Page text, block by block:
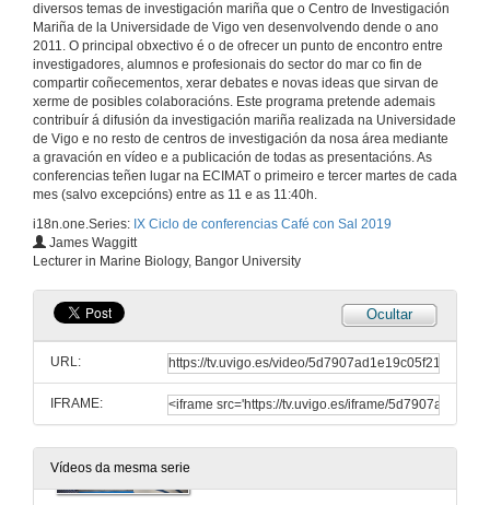
diversos temas de investigación mariña que o Centro de Investigación
Mariña de la Universidade de Vigo ven desenvolvendo dende o ano
2011. O principal obxectivo é o de ofrecer un punto de encontro entre
investigadores, alumnos e profesionais do sector do mar co fin de
compartir coñecementos, xerar debates e novas ideas que sirvan de
xerme de posibles colaboracións. Este programa pretende ademais
contribuír á difusión da investigación mariña realizada na Universidade
de Vigo e no resto de centros de investigación da nosa área mediante
a gravación en vídeo e a publicación de todas as presentacións. As
conferencias teñen lugar na ECIMAT o primeiro e tercer martes de cada
mes (salvo excepcións) entre as 11 e as 11:40h.
i18n.one.Series: IX Ciclo de conferencias Café con Sal 2019
James Waggitt
Lecturer in Marine Biology, Bangor University
Ocultar
URL:
IFRAME:
Vídeos da mesma serie
Assessing the dynamics of the microbial plankton community using a model
Questions. Assessing the dynamics of the microbial plankton community using a model
17 de set. de 2019
18 de xul. de 2019
The Transnational Access Program of Assemble Plus: an opportunity to access ECIMAT services
Conference
18 de xul. de 2019
Studies into coastal seabirds: understanding the importance of currents, topography and meteorology when estimating responses to environmental change